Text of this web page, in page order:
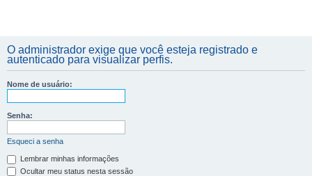
O administrador exige que você esteja registrado e
autenticado para visualizar perfis.
Nome de usuário:
Senha:
Esqueci a senha
Lembrar minhas informações
Ocultar meu status nesta sessão